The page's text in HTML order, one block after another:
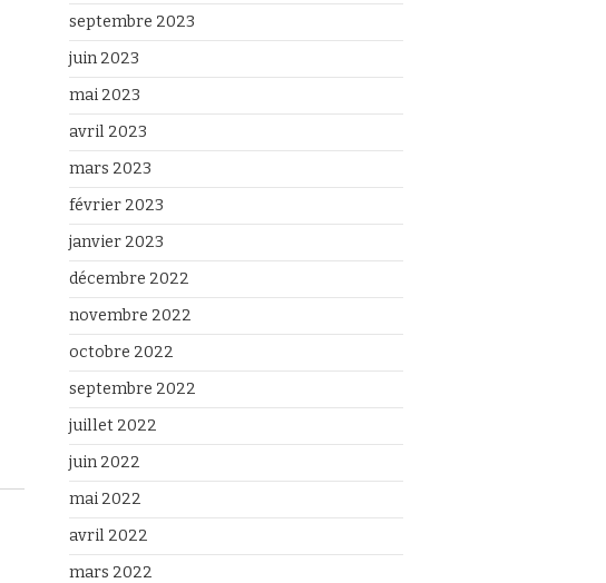
septembre 2023
juin 2023
mai 2023
avril 2023
mars 2023
février 2023
janvier 2023
décembre 2022
novembre 2022
octobre 2022
septembre 2022
juillet 2022
juin 2022
mai 2022
avril 2022
mars 2022